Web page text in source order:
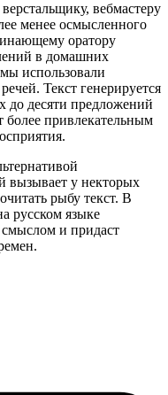
вебмастеру
менее осмысленного
оратору
в домашних
использовали
Текст генерируется
до десяти предложений
более привлекательным
вызывает у некторых
рыбу текст. В
русском языке
и придаст